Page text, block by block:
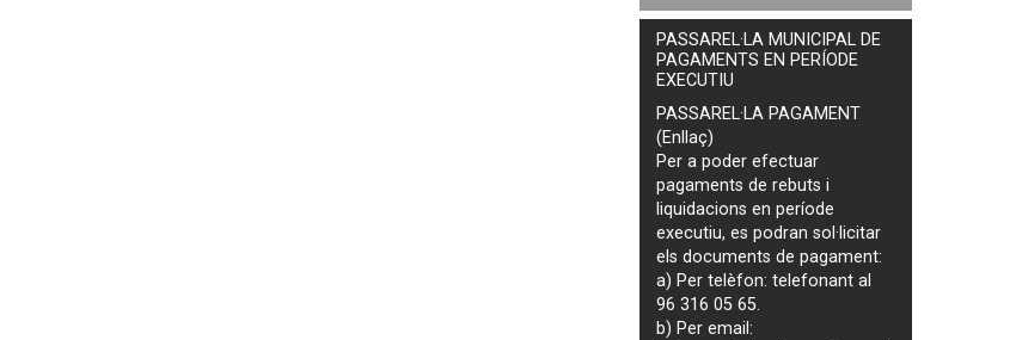
PASSAREL·LA MUNICIPAL DE
PAGAMENTS EN PERÍODE
EXECUTIU
PASSAREL·LA PAGAMENT
(Enllaç)
Per a poder efectuar
pagaments derebuts i
liquidacions en període
executiu, es podransol·licitar
els documents de pagament:
a) Per telèfon: telefonant al
96 316 05 65.
b) Per email: